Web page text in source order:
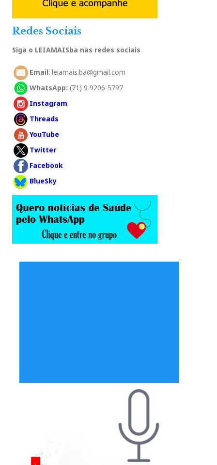
Redes Sociais
Siga o LEIAMAISba nas redes sociais
Email: leiamais.ba@gmail.com
WhatsApp: (71) 9 9206-5797
Instagram
Threads
YouTube
Twitter
Facebook
BlueSky